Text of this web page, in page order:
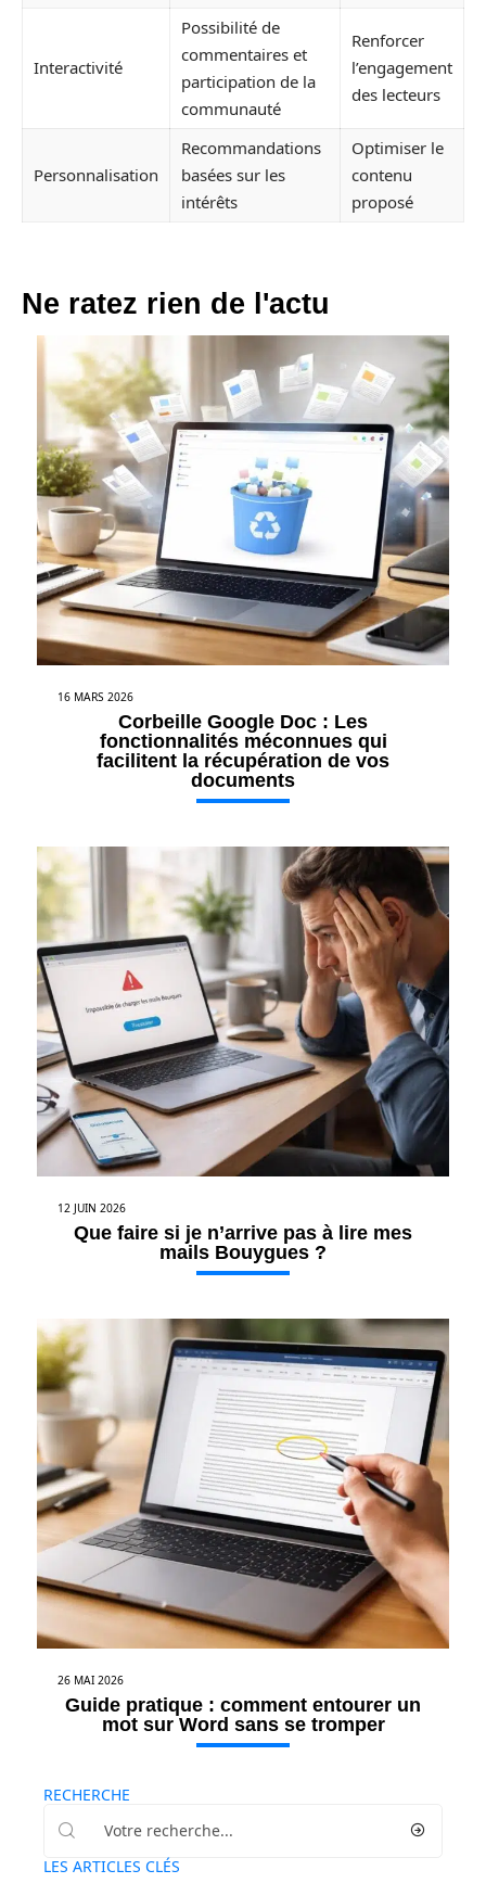
Interactivité
Possibilité de
commentaires et
participation de la
communauté
Renforcer
l’engagement
des lecteurs
Personnalisation
Recommandations
basées sur les
intérêts
Optimiser le
contenu
proposé
Ne ratez rien de l'actu
16 MARS 2026
Corbeille Google Doc : Les
fonctionnalités méconnues qui
facilitent la récupération de vos
documents
12 JUIN 2026
Que faire si je n’arrive pas à lire mes
mails Bouygues ?
26 MAI 2026
Guide pratique : comment entourer un
mot sur Word sans se tromper
RECHERCHE
LES ARTICLES CLÉS